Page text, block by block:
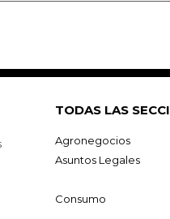
TODAS LAS
Agronegocios
Asuntos Legales
Consumo